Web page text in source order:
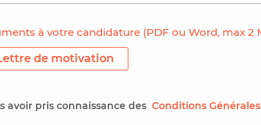
à votre candidature (PDF ou Word, max 2
de motivation
avoir pris connaissance des Conditions